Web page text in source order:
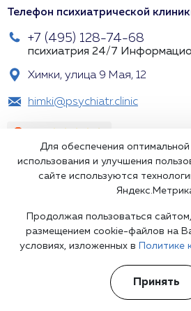
Телефон психиатрической
+7 (495) 128-74-68
психиатрия 24/7
Химки, улица 9 Мая, 12
himki@psychiatr.clinic
Подпишитесь на
Для обеспечения
использования и улучшения
сайте используются
Продолжая пользоваться
размещением cookie-файлов на
условиях, изложенных в
Политике
Принять